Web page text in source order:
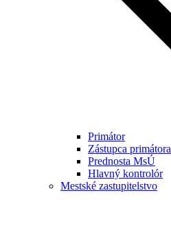
Primátor
Zástupca primátora
Prednosta MsÚ
Hlavný kontrolór
Mestské zastupitelstvo